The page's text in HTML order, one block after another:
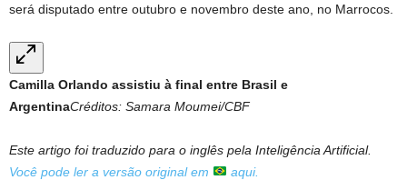
será disputado entre outubro e novembro deste ano, no Marrocos.
Camilla Orlando assistiu à final entre Brasil e
ArgentinaCréditos: Samara Moumei/CBF
Este artigo foi traduzido para o inglês pela Inteligência Artificial.
Você pode ler a versão original em
aqui.